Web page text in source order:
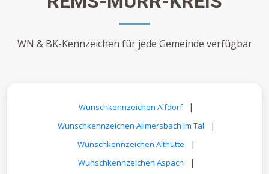
WN & BK-Kennzeichen für jede Gemeinde verfügbar
Wunschkennzeichen Alfdorf |
Wunschkennzeichen Allmersbach im Tal |
Wunschkennzeichen Althütte |
Wunschkennzeichen Aspach |